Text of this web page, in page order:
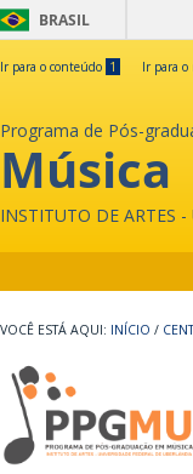
BRASIL
Ir para o conteúdo 1 Ir para o
Programa de Pós-
Música
INSTITUTO DE ARTES
INÍCIO /